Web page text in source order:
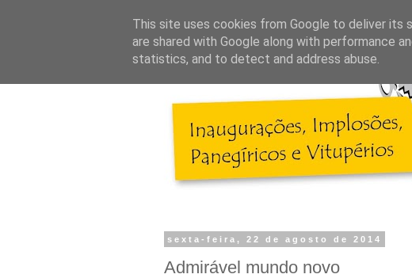
sexta-feira, 22 de agosto de 2014
Admirável mundo novo
This site uses cookies from Google to deliver its
are shared with Google along with performance
statistics, and to detect and address abuse.